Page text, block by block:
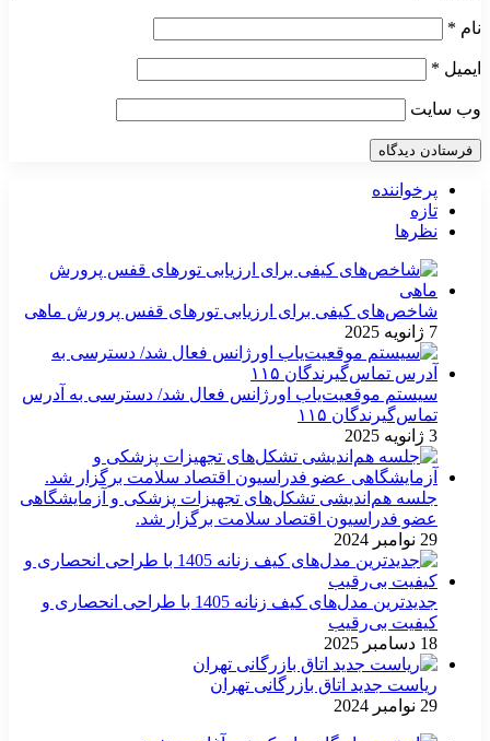
نام *
ایمیل *
وب‌ سایت
پرخواننده
تازه
نظرها
شاخص‌های کیفی برای ارزیابی تورهای قفس پرورش ماهی
7 ژانویه 2025
سیستم موقعیت‌یاب اورژانس فعال شد/ دسترسی به آدرس
تماس‌گیرندگان ۱۱۵
3 ژانویه 2025
جلسه هم‌اندیشی تشکل‌های تجهیزات پزشکی و آزمایشگاهی
عضو فدراسیون اقتصاد سلامت برگزار شد.
29 نوامبر 2024
جدیدترین مدل‌های کیف زنانه 1405 با طراحی انحصاری و
کیفیت بی‌رقیب
18 دسامبر 2025
ریاست جدید اتاق بازرگانی تهران
29 نوامبر 2024